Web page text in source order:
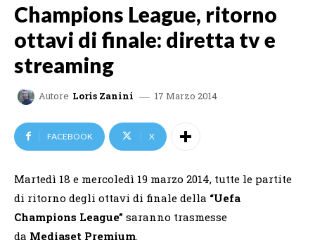
Champions League, ritorno
ottavi di finale: diretta tv e
streaming
Autore Loris Zanini 17 Marzo 2014
FACEBOOK X
Martedì 18 e mercoledì 19 marzo 2014, tutte le partite
di ritorno degli ottavi di finale della “Uefa
Champions League” saranno trasmesse
da Mediaset Premium.